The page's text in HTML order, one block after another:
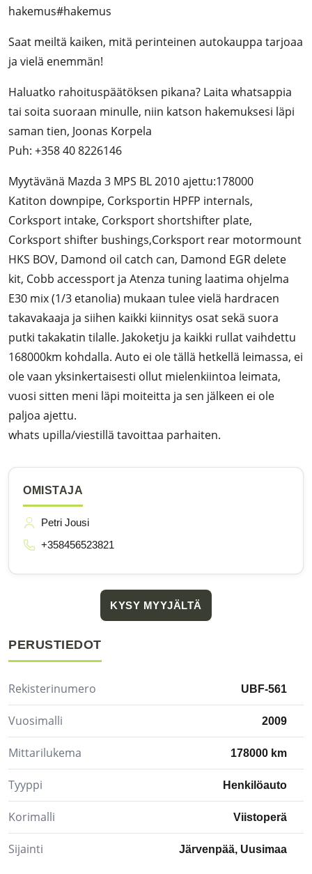
hakemus#hakemus
Saat meiltä kaiken, mitä perinteinen autokauppa tarjoaa
ja vielä enemmän!
Haluatko rahoituspäätöksen pikana? Laita whatsappia
tai soita suoraan minulle, niin katson hakemuksesi läpi
saman tien, Joonas Korpela
Puh: +358 40 8226146
Myytävänä Mazda 3 MPS BL 2010 ajettu:178000
Katiton downpipe, Corksportin HPFP internals,
Corksport intake, Corksport shortshifter plate,
Corksport shifter bushings,Corksport rear motormount
HKS BOV, Damond oil catch can, Damond EGR delete
kit, Cobb accessport ja Atenza tuning laatima ohjelma
E30 mix (1/3 etanolia) mukaan tulee vielä hardracen
takavakaaja ja siihen kaikki kiinnitys osat sekä suora
putki takakatin tilalle. Jakoketju ja kaikki rullat vaihdettu
168000km kohdalla. Auto ei ole tällä hetkellä leimassa, ei
ole vaan yksinkertaisesti ollut mielenkiintoa leimata,
vuosi sitten meni läpi moiteitta ja sen jälkeen ei ole
paljoa ajettu.
whats upilla/viestillä tavoittaa parhaiten.
OMISTAJA
Petri Jousi
+358456523821
KYSY MYYJÄLTÄ
PERUSTIEDOT
Rekisterinumero UBF-561
Vuosimalli 2009
Mittarilukema 178000 km
Tyyppi Henkilöauto
Korimalli Viistoperä
Sijainti Järvenpää, Uusimaa